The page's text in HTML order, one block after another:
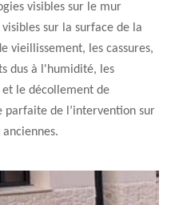
visibles sur le mur
sur la surface de la
vieillissement, les cassures,
dus à l'humidité, les
le décollement de
parfaite de l’intervention sur